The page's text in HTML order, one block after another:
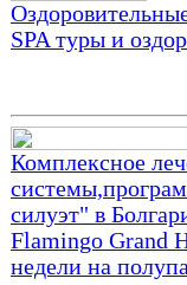
SPA туры и
Комплексное
силуэт" в
Flamingo Grand
недели на